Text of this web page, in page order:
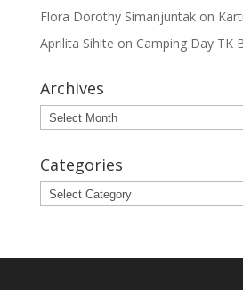
Flora Dorothy Simanjuntakon
Aprilita Sihite on Camping Day TK
Archives
Archives
Categories
Categories